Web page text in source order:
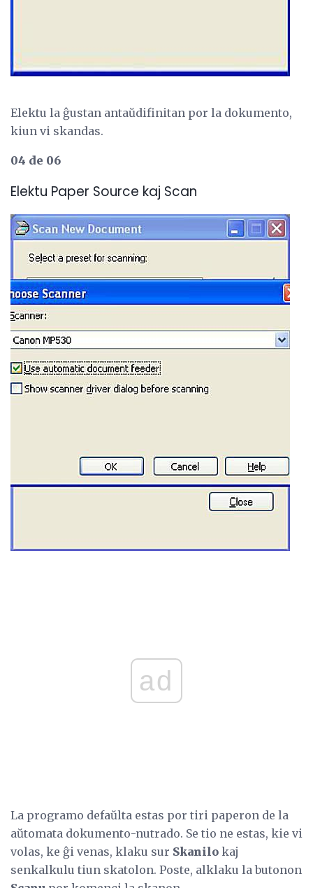
Elektu la ĝustan antaŭdifinitan por la dokumento,
kiun vi skandas.
04 de 06
Elektu Paper Source kaj Scan
ad
La programo defaŭlta estas por tiri paperon de la
aŭtomata dokumento-nutrado. Se tio ne estas, kie vi
volas, ke ĝi venas, klaku sur Skanilo kaj
senkalkulu tiun skatolon. Poste, alklaku la butonon